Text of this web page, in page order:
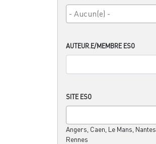
AUTEUR.E/MEMBRE ESO
SITE ESO
Angers, Caen, Le Mans, Nantes,
Rennes